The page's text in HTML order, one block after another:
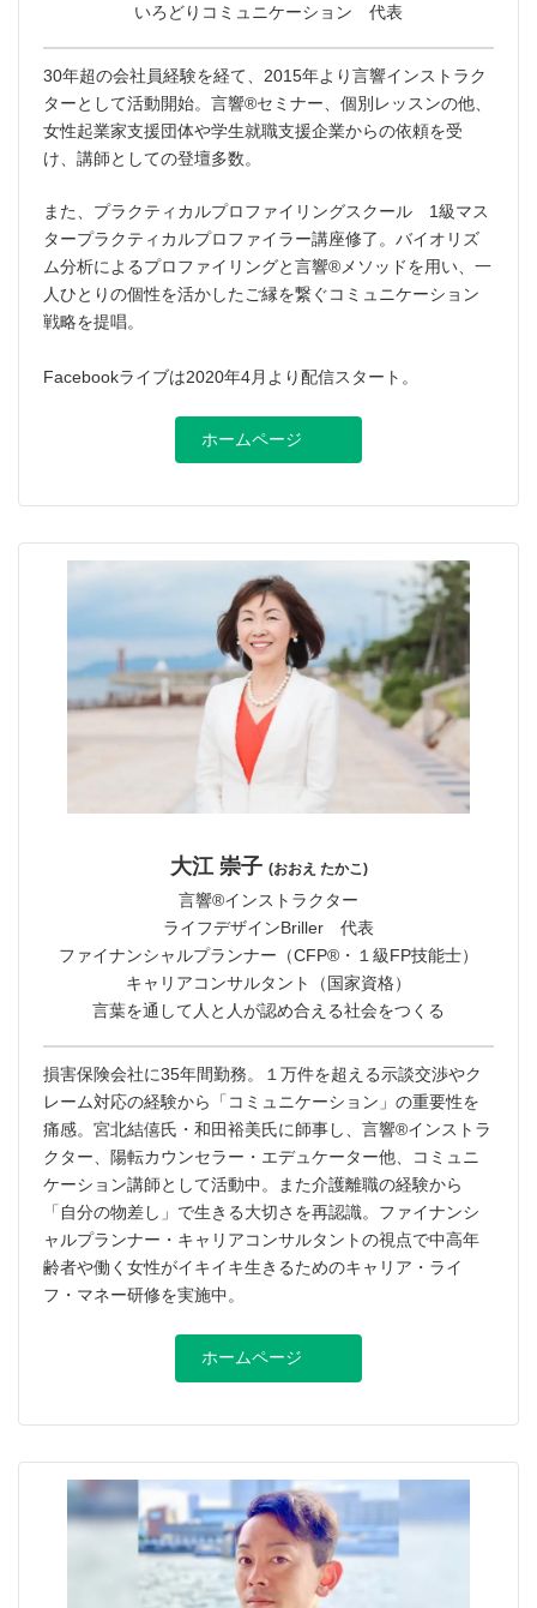
いろどりコミュニケーション 代表
30年超の会社員経験を経て、2015年より言響インストラク
ターとして活動開始。言響®︎セミナー、個別レッスンの他、
女性起業家支援団体や学生就職支援企業からの依頼を受
け、講師としての登壇多数。
また、プラクティカルプロファイリングスクール 1級マス
タープラクティカルプロファイラー講座修了。バイオリズ
ム分析によるプロファイリングと言響®︎メソッドを用い、一
人ひとりの個性を活かしたご縁を繋ぐコミュニケーション
戦略を提唱。
Facebookライブは2020年4月より配信スタート。
ホームページ
大江 崇子 (おおえ たかこ)
言響®︎インストラクター
ライフデザインBriller 代表
ファイナンシャルプランナー（CFP®・１級FP技能士）
キャリアコンサルタント（国家資格）
言葉を通して人と人が認め合える社会をつくる
損害保険会社に35年間勤務。１万件を超える示談交渉やク
レーム対応の経験から「コミュニケーション」の重要性を
痛感。宮北結僖氏・和田裕美氏に師事し、言響®︎インストラ
クター、陽転カウンセラー・エデュケーター他、コミュニ
ケーション講師として活動中。また介護離職の経験から
「自分の物差し」で生きる大切さを再認識。ファイナンシ
ャルプランナー・キャリアコンサルタントの視点で中高年
齢者や働く女性がイキイキ生きるためのキャリア・ライ
フ・マネー研修を実施中。
ホームページ